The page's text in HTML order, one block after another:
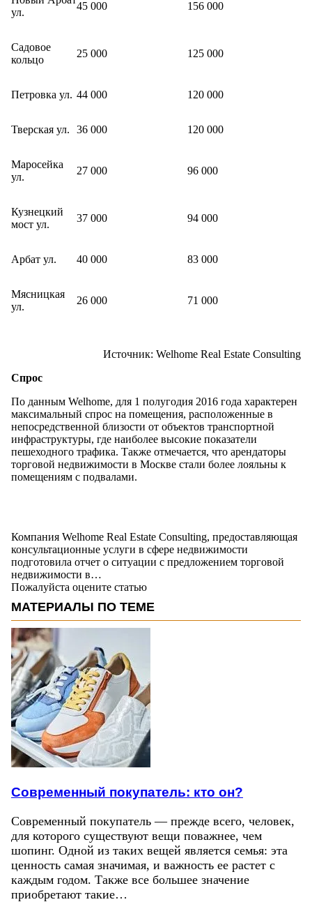
ул.
45 000 156 000
Садовое
кольцо
25 000 125 000
Петровка ул. 44 000 120 000
Тверская ул. 36 000 120 000
Маросейка
ул.
27 000 96 000
Кузнецкий
мост ул.
37 000 94 000
Арбат ул. 40 000 83 000
Мясницкая
ул.
26 000 71 000
Источник: Welhome Real Estate Consulting
Спрос
По данным Welhome, для 1 полугодия 2016 года характерен
максимальный спрос на помещения, расположенные в
непосредственной близости от объектов транспортной
инфраструктуры, где наиболее высокие показатели
пешеходного трафика. Также отмечается, что арендаторы
торговой недвижимости в Москве стали более лояльны к
помещениям с подвалами.
Компания Welhome Real Estate Consulting, предоставляющая
консультационные услуги в сфере недвижимости
подготовила отчет о ситуации с предложением торговой
недвижимости в…
Пожалуйста оцените статью
МАТЕРИАЛЫ ПО ТЕМЕ
Современный покупатель: кто он?
Современный покупатель — прежде всего, человек,
для которого существуют вещи поважнее, чем
шопинг. Одной из таких вещей является семья: эта
ценность самая значимая, и важность ее растет с
каждым годом. Также все большее значение
приобретают такие…